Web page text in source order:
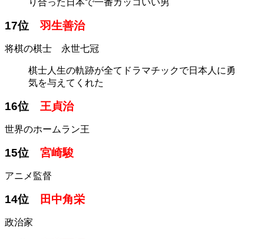
り合った日本で一番カッコいい男
17位羽生善治
将棋の棋士 永世七冠
棋士人生の軌跡が全てドラマチックで日本人に勇
気を与えてくれた
16位 王貞治
世界のホームラン王
15位 宮崎駿
アニメ監督
14位 田中角栄
政治家